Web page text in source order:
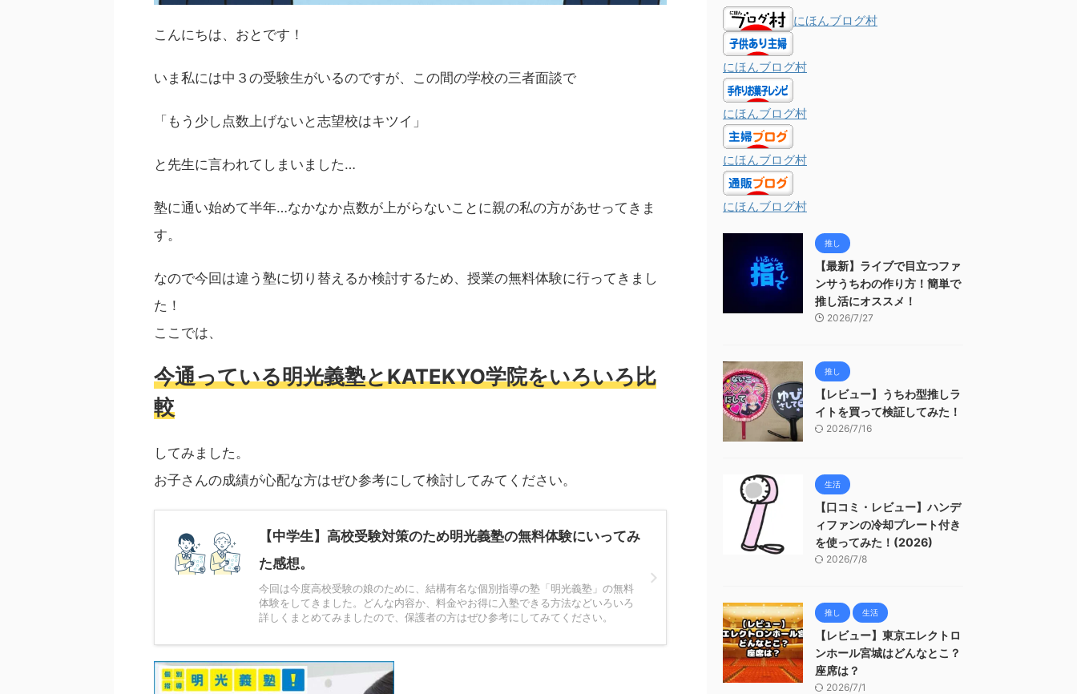
こんにちは、おとです！
いま私には中３の受験生がいるのですが、この間の学校の三者面談で
「もう少し点数上げないと志望校はキツイ」
と先生に言われてしまいました…
塾に通い始めて半年…なかなか点数が上がらないことに親の私の方があせってきま
す。
なので今回は違う塾に切り替えるか検討するため、授業の無料体験に行ってきまし
た！
ここでは、
今通っている明光義塾とKATEKYO学院をいろいろ比
較
してみました。
お子さんの成績が心配な方はぜひ参考にして検討してみてください。
【中学生】高校受験対策のため明光義塾の無料体験にいってみ
た感想。
今回は今度高校受験の娘のために、結構有名な個別指導の塾「明光義塾」の無料
体験をしてきました。どんな内容か、料金やお得に入塾できる方法などいろいろ
詳しくまとめてみましたので、保護者の方はぜひ参考にしてみてください。
にほんブログ村
にほんブログ村
にほんブログ村
にほんブログ村
にほんブログ村
推し
【最新】ライブで目立つファ
ンサうちわの作り方！簡単で
推し活にオススメ！
2026/7/27
推し
【レビュー】うちわ型推しラ
イトを買って検証してみた！
2026/7/16
生活
【口コミ・レビュー】ハンデ
ィファンの冷却プレート付き
を使ってみた！(2026)
2026/7/8
推し 生活
【レビュー】東京エレクトロ
ンホール宮城はどんなとこ？
座席は？
2026/7/1